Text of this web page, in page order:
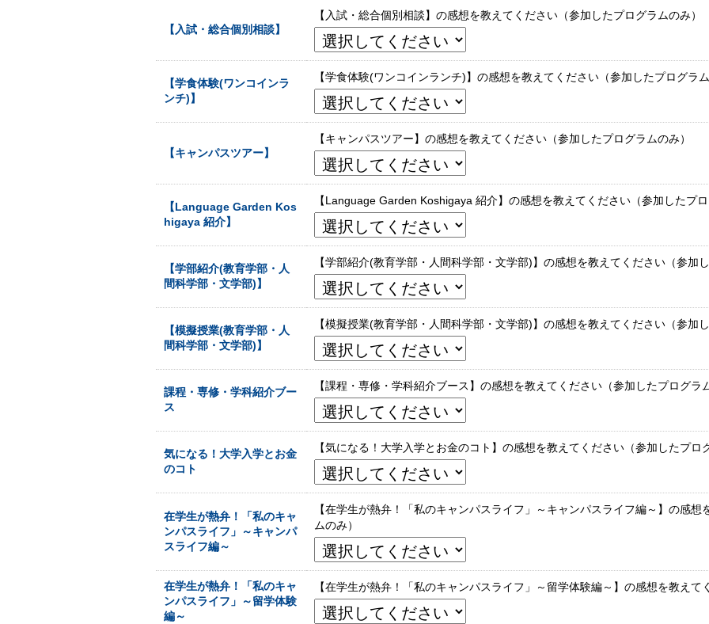
【入試・総合個別相談】
【入試・総合個別相談】の感想を教えてください（参加したプログラムのみ）
【学食体験(ワンコインラ
ンチ)】
【学食体験(ワンコインランチ)】の感想を教えてください（参加したプログラム
【キャンパスツアー】
【キャンパスツアー】の感想を教えてください（参加したプログラムのみ）
【Language Garden Kos
higaya 紹介】
【Language Garden Koshigaya 紹介】の感想を教えてください（参加したプロ
【学部紹介(教育学部・人
間科学部・文学部)】
【学部紹介(教育学部・人間科学部・文学部)】の感想を教えてください（参加
【模擬授業(教育学部・人
間科学部・文学部)】
【模擬授業(教育学部・人間科学部・文学部)】の感想を教えてください（参加
課程・専修・学科紹介ブー
ス
【課程・専修・学科紹介ブース】の感想を教えてください（参加したプログラ
気になる！大学入学とお金
のコト
【気になる！大学入学とお金のコト】の感想を教えてください（参加したプロ
在学生が熱弁！「私のキャ
ンパスライフ」～キャンパ
スライフ編～
【在学生が熱弁！「私のキャンパスライフ」～キャンパスライフ編～】の感
ムのみ）
在学生が熱弁！「私のキャ
ンパスライフ」～留学体験
編～
【在学生が熱弁！「私のキャンパスライフ」～留学体験編～】の感想を教えて